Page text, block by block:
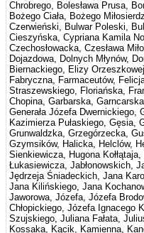
Chrobrego, Bolesława Prusa,
Bożego Ciała, Bożego
Czerwieński, Bulwar Poleski,
Cieszyńska, Cypriana Kamila
Czechosłowacka, Czesława
Dojazdowa, Dolnych Młynów,
Biernackiego, Elizy
Fabryczna, Farmaceutów,
Straszewskiego, Floriańska,
Chopina, Garbarska,
Generała Józefa Dwernickiego,
Kazimierza Pułaskiego, Gęsia,
Grunwaldzka, Grzegórzecka,
Gzymsików, Halicka, Helclów,
Sienkiewicza, Hugona
Łukasiewicza, Jabłonowskich,
Jędrzeja Śniadeckich, Jana
Jana Kilińskiego, Jana
Jaworowa, Józefa, Józefa
Chłopickiego, Józefa Ignacego
Szujskiego, Juliana Fałata,
Kossaka, Kącik, Kamienna,